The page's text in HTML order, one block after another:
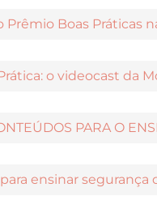
Prêmio Boas Práticas